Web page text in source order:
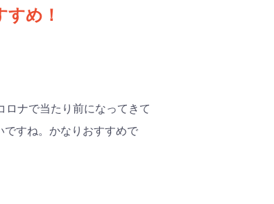
め！
ナで当たり前になってきて
ですね。かなりおすすめで